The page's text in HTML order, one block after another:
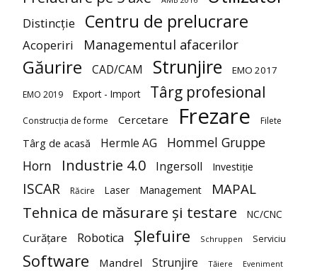
Distincție Centru de prelucrare
Acoperiri Managementul afacerilor
Găurire CAD/CAM Strunjire EMO 2017
EMO 2019 Export - Import Târg profesional
Construcția de forme Cercetare Frezare Filete
Târg de acasă Hermle AG
Hommel Gruppe
Horn
Industrie 4.0 Ingersoll Investiție
ISCAR Răcire Laser Management MAPAL
Tehnica de măsurare și testare NC/CNC
Curățare Robotica Șlefuire Schruppen Serviciu
Software Mandrel Strunjire Tăiere Eveniment